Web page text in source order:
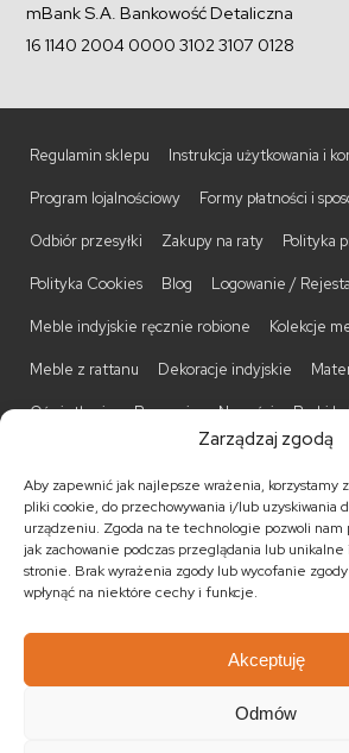
Zarządzaj zgodą
Aby zapewnić jak najlepsze wrażenia, korzystamy
pliki cookie, do przechowywania i/lub uzyskiwania
urządzeniu. Zgoda na te technologie pozwoli nam
jak zachowanie podczas przeglądania lub
stronie. Brak wyrażenia zgody lub wycofanie
wpłynąć na niektóre cechy i funkcje.
Akceptuję
Odmów
mBank S.A. Bankowość Detaliczna
16 1140 2004 0000 3102 3107 0128
Regulamin sklepu Instrukcja użytkowania i
Program lojalnościowy Formy płatności i
Odbiór przesyłki Zakupy na raty Polityka
Polityka Cookies Blog Logowanie /
Meble indyjskie ręcznie robione Kolekcje
Meble z rattanu Dekoracje indyjskie
Oświetlenie Promocje Nowości Barki
Komody kolonialne
Kufry indyjskie Ławki kolonialne Łóżka
Parawany kolonialne Półki kolonialne
Stojaki na CD Stoliki kawowe Stoliki nocne
MEBLE ŚWIATA